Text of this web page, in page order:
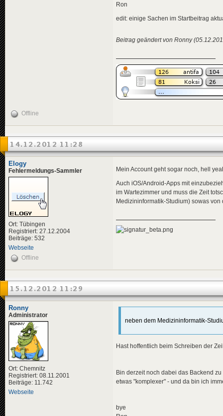
Ron
edit: einige Sachen im Startbeitrag
Beitrag geändert von Ronny
Offline
14.12.2012 11:28
Elogy
Fehlermeldungs-Sammler
Ort: Tübingen
Registriert: 27.12.2004
Beiträge: 532
Webseite
Mein Account geht sogar noch, hell
Auch iOS/Android-Apps mit
im Wartezimmer und muss die Zeit
Medizininformatik-Studium) sowas von
Offline
15.12.2012 11:29
Ronny
Administrator
Ort: Chemnitz
Registriert: 08.11.2001
Beiträge: 11.742
Webseite
neben dem Medizininformatik-
Hast hoffentlich beim Schreiben der
Bin derzeit noch dabei das Backend
etwas "komplexer" - und da bin ich
bye